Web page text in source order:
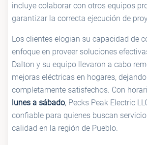
incluye colaborar con otros equipos
garantizar la correcta ejecución de
Los clientes elogian su capacidad de
enfoque en proveer soluciones
Dalton y su equipo llevaron a cabo
mejoras eléctricas en hogares,
completamente satisfechos. Con
lunes a sábado, Pecks Peak Electric
confiable para quienes buscan
calidad en la región de Pueblo.